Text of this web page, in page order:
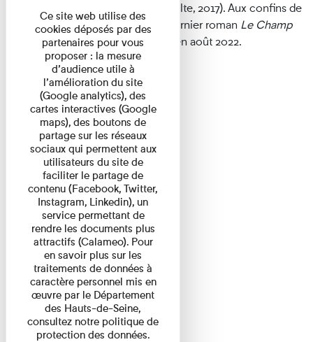
2020) et d’un récit,
L’Étreinte
(Inculte, 2017). Aux confins de
la littérature et de l'histoire, son dernier roman Le Champ
des crisvient de paraître au Seuil en août 2022.
Ce site web utilise des
cookies déposés par des
partenaires pour vous
proposer : la mesure
d’audience utile à
l’amélioration du site
(Google analytics), des
cartes interactives (Google
maps), des boutons de
partage sur les réseaux
sociaux qui permettent aux
utilisateurs du site de
faciliter le partage de
contenu (Facebook, Twitter,
Instagram, Linkedin), un
service permettant de
rendre les documents plus
attractifs (Calameo). Pour
en savoir plus sur les
traitements de données à
caractère personnel mis en
œuvre par le Département
des Hauts-de-Seine,
consultez notre politique de
protection des données.